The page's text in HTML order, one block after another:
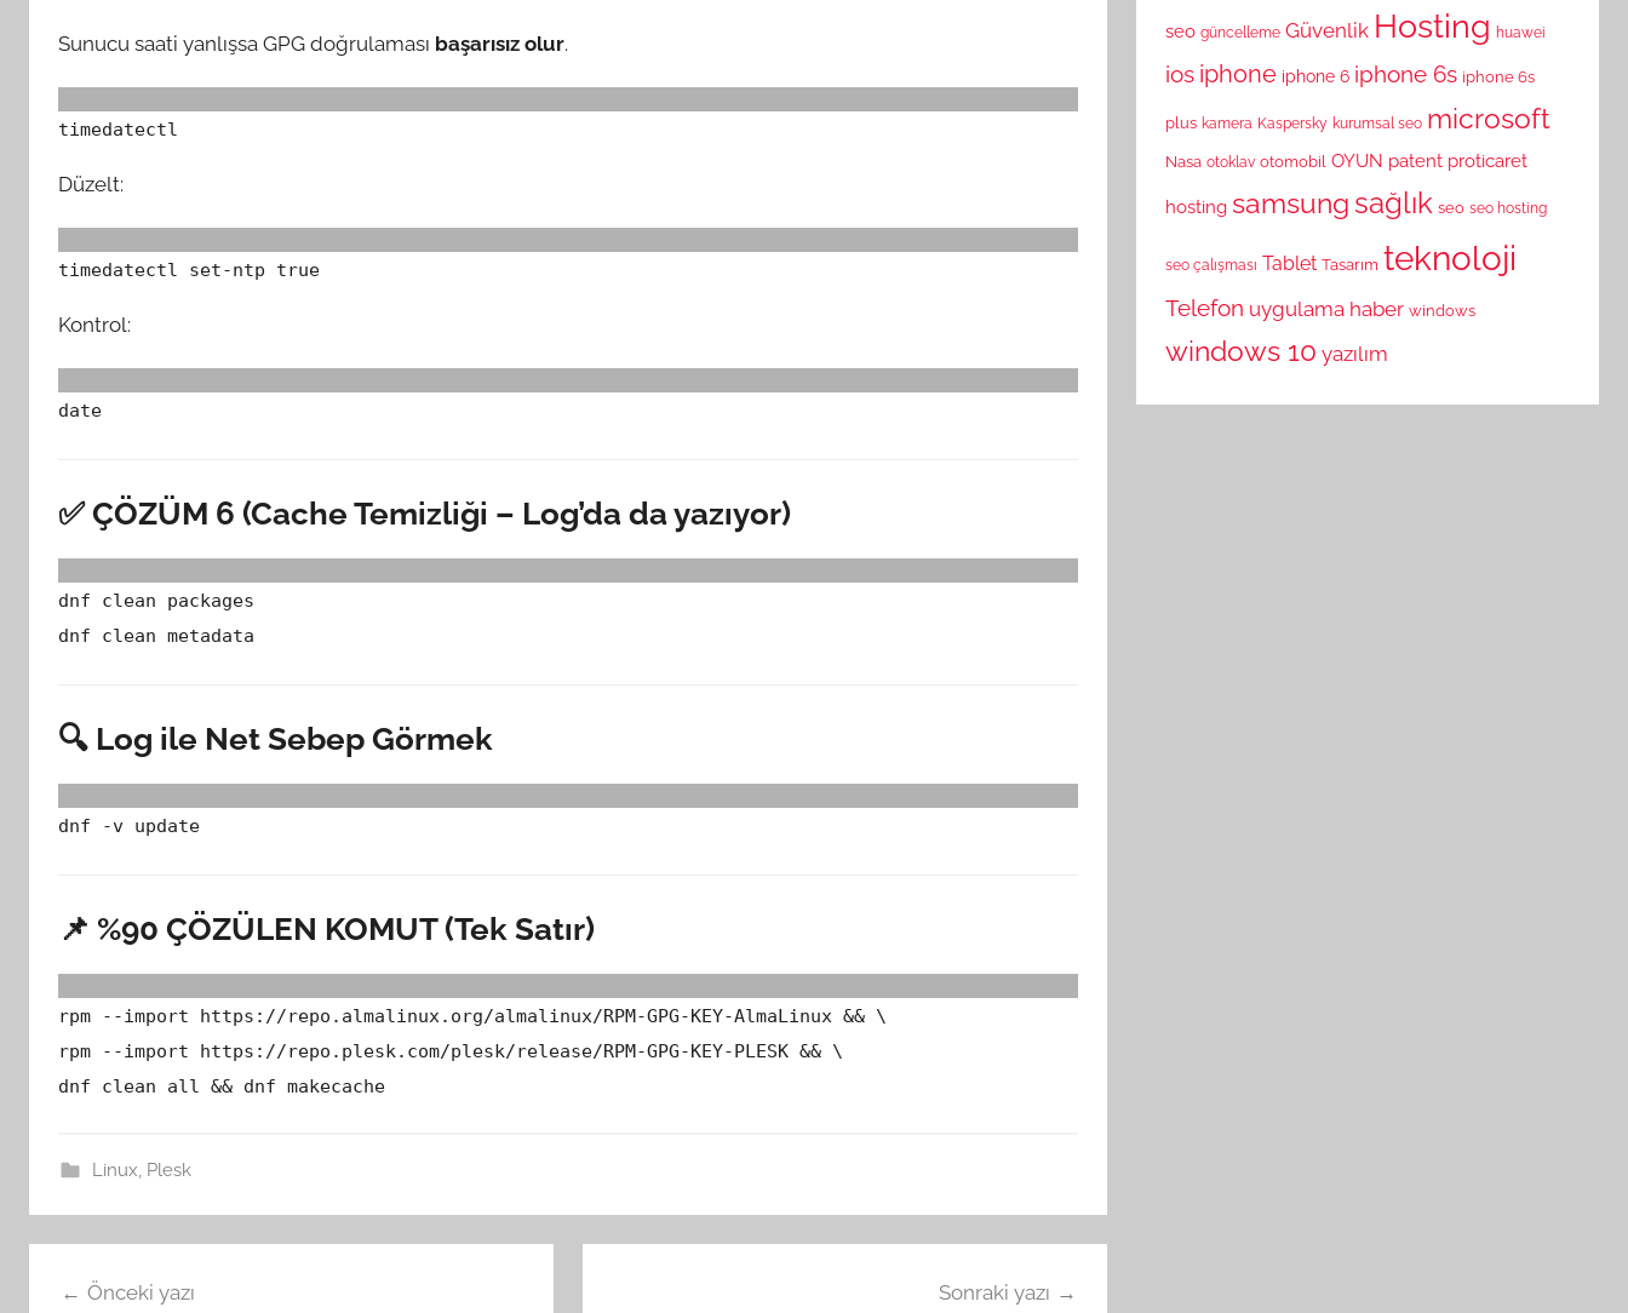
Sunucu saati yanlışsa GPG doğrulaması başarısız olur.
timedatectl
Düzelt:
timedatectl set-ntp true
Kontrol:
date
✅ ÇÖZÜM 6 (Cache Temizliği – Log’da da yazıyor)
dnf clean packages
dnf clean metadata
🔍 Log ile Net Sebep Görmek
dnf -v update
📌 %90 ÇÖZÜLEN KOMUT (Tek Satır)
rpm --import https://repo.almalinux.org/almalinux/RPM-GPG-KEY-AlmaLinux && \
rpm --import https://repo.plesk.com/plesk/release/RPM-GPG-KEY-PLESK && \
dnf clean all && dnf makecache
Linux, Plesk
Önceki yazı Sonraki yazı
seo güncelleme Güvenlik Hosting huawei
ios iphone iphone 6 iphone 6s iphone 6s
plus kamera Kaspersky kurumsal seo microsoft
Nasa otoklav otomobil OYUN patent proticaret
hosting samsung sağlık seo seo hosting
seo çalışması Tablet Tasarım teknoloji
Telefon uygulama haber windows
windows 10 yazılım